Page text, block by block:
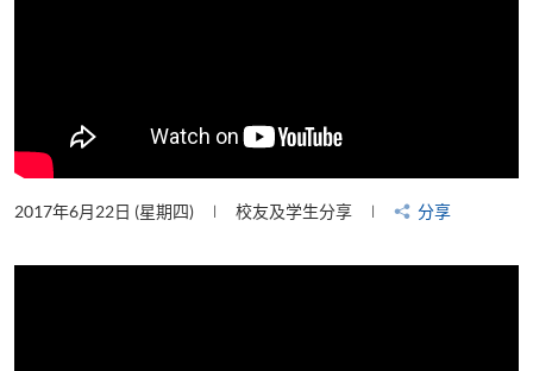
2017年6月22日 (星期四) 校友及学生分享 分享